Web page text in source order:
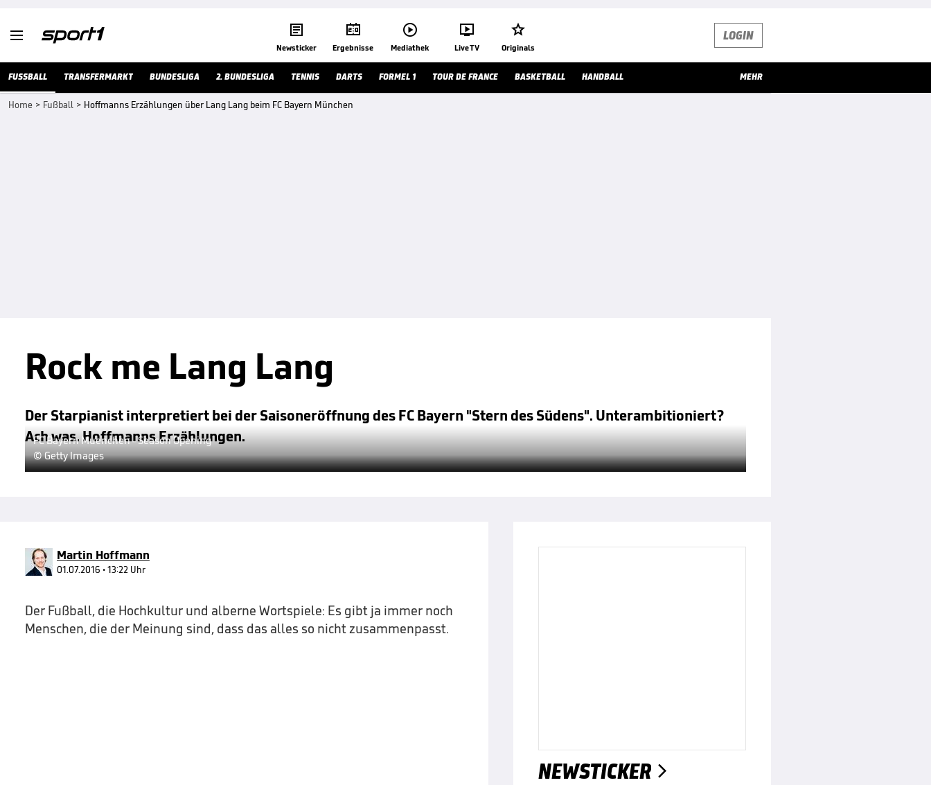
 
Newsticker

Ergebnisse

Mediathek

Live TV

Originals
LOGIN
FUSSBALL TRANSFERMARKT BUNDESLIGA 2. BUNDESLIGA TENNIS DARTS FORMEL 1 TOUR DE FRANCE BASKETBALL HANDBALL MEHR
Home > Fußball > Hoffmanns Erzählungen über Lang Lang beim FC Bayern München
Rock me Lang Lang
Der Starpianist interpretiert bei der Saisoneröffnung des FC Bayern "Stern des Südens". Unterambitioniert?
Ach was. Hoffmanns Erzählungen.
FC Bayern Muenchen - Season Opening
© Getty Images
Martin Hoffmann
01.07.2016 • 13:22 Uhr
Der Fußball, die Hochkultur und alberne Wortspiele: Es gibt ja immer noch
Menschen, die der Meinung sind, dass das alles so nicht zusammenpasst.
NEWSTICKER 